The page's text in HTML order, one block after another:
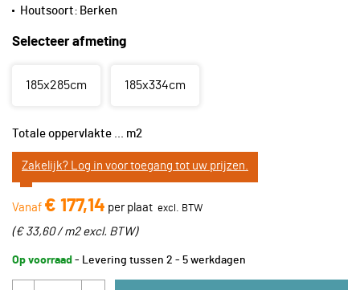
Selecteer afmeting
185x285cm 185x334cm
Totale oppervlakte ... m2
Zakelijk? Log in voor toegang tot uw prijzen.
Vanaf € 177,14 per plaat
(€ 33,60 / m2excl. BTW)
Op voorraad - Levering tussen 2 - 5 werkdagen
Houtsoort: Berken